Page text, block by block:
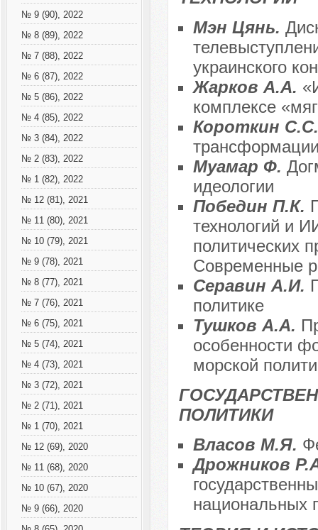
№ 9 (90), 2022
№ 8 (89), 2022
№ 7 (88), 2022
№ 6 (87), 2022
№ 5 (86), 2022
№ 4 (85), 2022
№ 3 (84), 2022
№ 2 (83), 2022
№ 1 (82), 2022
№ 12 (81), 2021
№ 11 (80), 2021
№ 10 (79), 2021
№ 9 (78), 2021
№ 8 (77), 2021
№ 7 (76), 2021
№ 6 (75), 2021
№ 5 (74), 2021
№ 4 (73), 2021
№ 3 (72), 2021
№ 2 (71), 2021
№ 1 (70), 2021
№ 12 (69), 2020
№ 11 (68), 2020
№ 10 (67), 2020
№ 9 (66), 2020
Мэн Цянь.
украинского
Жарков А.А.
комплексе
Короткин
Муамар Ф.
идеологии
Победин П.К.
технологий и
политических
Современные
Серавин А.И.
политике
Тушков А.А.
особенности
морской
ПОЛИТИКИ
Власов М.Я.
Дрожников
национальных